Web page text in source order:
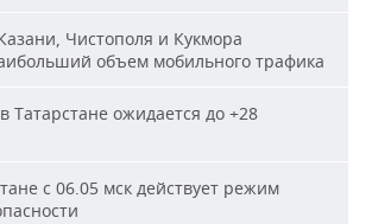
Чистополя и Кукмора
объем мобильного трафика
Татарстане ожидается до +28
с 06.05 мск действует режим